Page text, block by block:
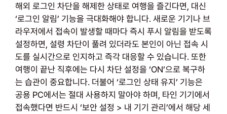
해외 로그인 차단을 해제한 상태로 여행을 즐긴다면, 대신
‘로그인 알림’ 기능을 극대화해야 합니다. 새로운 기기나 브
라우저에서 접속이 발생할 때마다 즉시 푸시 알림을 받도록
설정하면, 설령 차단이 풀려 있더라도 본인이 아닌 접속 시
도를 실시간으로 인지하고 즉각 대응할 수 있습니다. 또한
여행이 끝난 직후에는 다시 차단 설정을 ‘ON’으로 복구하
는 습관이 중요합니다. 더불어 ‘로그인 상태 유지’ 기능은
공용 PC에서는 절대 사용하지 말아야 하며, 타인 기기에서
접속했다면 반드시 ‘보안 설정 > 내 기기 관리’에서 해당 세